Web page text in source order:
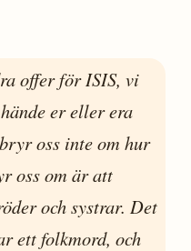
offer för ISIS, vi
er eller era
oss inte om hur
oss om är att
och systrar. Det
ett folkmord, och